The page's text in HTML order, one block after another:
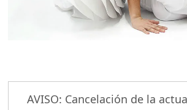
AVISO: Cancelación de la